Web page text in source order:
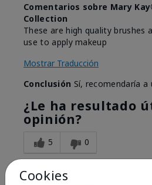
Comentarios sobre Mary
Collection
These are high quality brushes
use to apply makeup
Mostrar Traducción
Conclusión Sí, recomendaría a
¿Le ha resultado
opinión?
5 0
Cookies